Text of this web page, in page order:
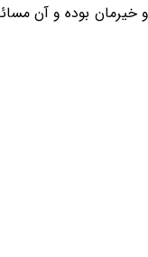
و خیرمان بوده و آن